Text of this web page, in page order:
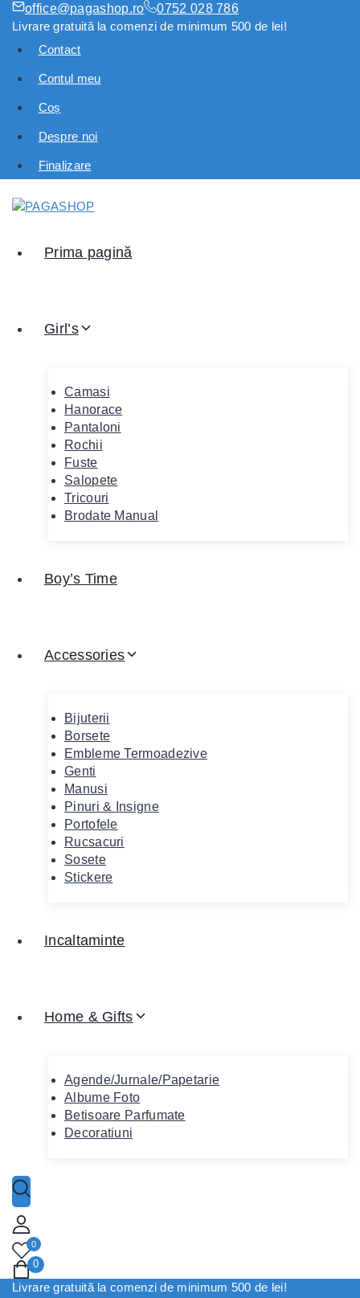
office@pagashop.ro
0752 028 786
Livrare gratuită la comenzi de minimum 500 de lei!
Contact
Contul meu
Coș
Despre noi
Finalizare
Prima pagină
Girl’s
Camasi
Hanorace
Pantaloni
Rochii
Fuste
Salopete
Tricouri
Brodate Manual
Boy’s Time
Accessories
Bijuterii
Borsete
Embleme Termoadezive
Genti
Manusi
Pinuri & Insigne
Portofele
Rucsacuri
Sosete
Stickere
Incaltaminte
Home & Gifts
Agende/Jurnale/Papetarie
Albume Foto
Betisoare Parfumate
Decoratiuni
0
0
Livrare gratuită la comenzi de minimum 500 de lei!